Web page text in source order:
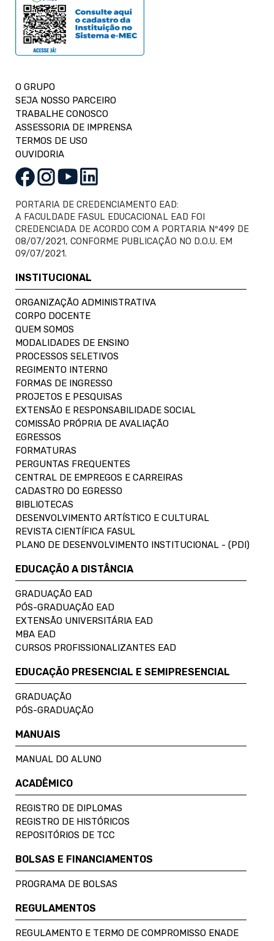
O GRUPO
SEJA NOSSO PARCEIRO
TRABALHE CONOSCO
ASSESSORIA DE IMPRENSA
TERMOS DE USO
OUVIDORIA
PORTARIA DE CREDENCIAMENTO EAD:
A FACULDADE FASUL EDUCACIONAL EAD FOI
CREDENCIADA DE ACORDO COM A PORTARIA Nº499 DE
08/07/2021, CONFORME PUBLICAÇÃO NO D.O.U. EM
09/07/2021.
INSTITUCIONAL
ORGANIZAÇÃO ADMINISTRATIVA
CORPO DOCENTE
QUEM SOMOS
MODALIDADES DE ENSINO
PROCESSOS SELETIVOS
REGIMENTO INTERNO
FORMAS DE INGRESSO
PROJETOS E PESQUISAS
EXTENSÃO E RESPONSABILIDADE SOCIAL
COMISSÃO PRÓPRIA DE AVALIAÇÃO
EGRESSOS
FORMATURAS
PERGUNTAS FREQUENTES
CENTRAL DE EMPREGOS E CARREIRAS
CADASTRO DO EGRESSO
BIBLIOTECAS
DESENVOLVIMENTO ARTÍSTICO E CULTURAL
REVISTA CIENTÍFICA FASUL
PLANO DE DESENVOLVIMENTO INSTITUCIONAL - (PDI)
EDUCAÇÃO A DISTÂNCIA
GRADUAÇÃO EAD
PÓS-GRADUAÇÃO EAD
EXTENSÃO UNIVERSITÁRIA EAD
MBA EAD
CURSOS PROFISSIONALIZANTES EAD
EDUCAÇÃO PRESENCIAL E SEMIPRESENCIAL
GRADUAÇÃO
PÓS-GRADUAÇÃO
MANUAIS
MANUAL DO ALUNO
ACADÊMICO
REGISTRO DE DIPLOMAS
REGISTRO DE HISTÓRICOS
REPOSITÓRIOS DE TCC
BOLSAS E FINANCIAMENTOS
PROGRAMA DE BOLSAS
REGULAMENTOS
REGULAMENTO E TERMO DE COMPROMISSO ENADE